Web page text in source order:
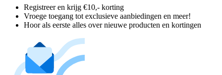
Registreer en krijg €10,- korting
Vroege toegang tot exclusieve aanbiedingen en meer!
Hoor als eerste alles over nieuwe producten en kortingen